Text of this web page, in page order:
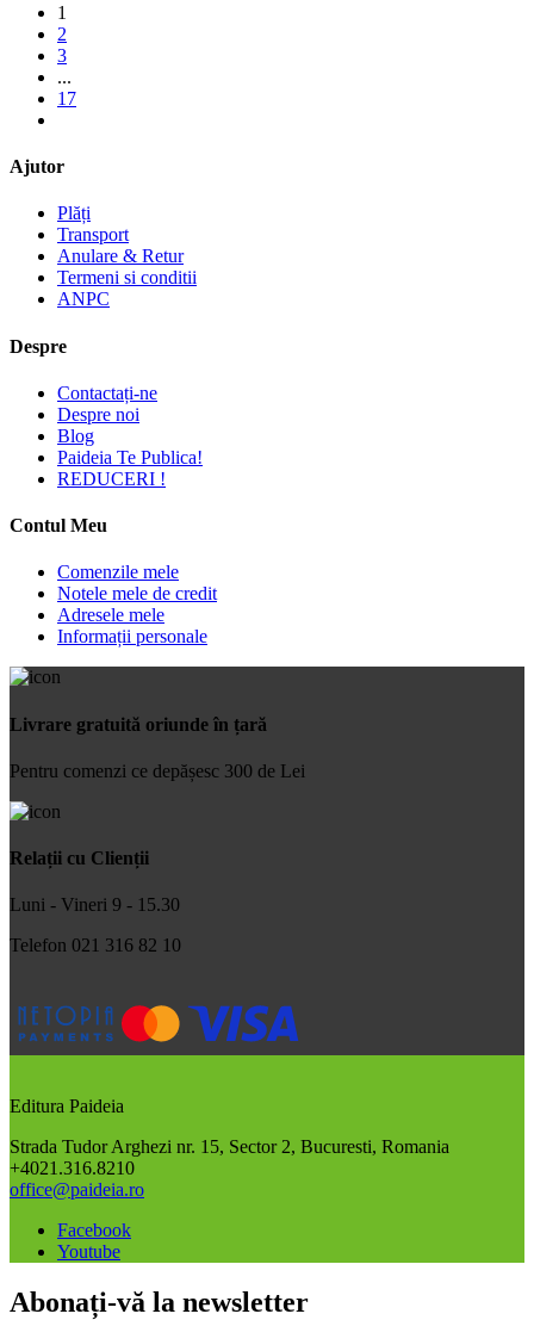
1
2
3
...
17
Ajutor
Plăți
Transport
Anulare & Retur
Termeni si conditii
ANPC
Despre
Contactați-ne
Despre noi
Blog
Paideia Te Publica!
REDUCERI !
Contul Meu
Comenzile mele
Notele mele de credit
Adresele mele
Informații personale
Livrare gratuită oriunde în țară
Pentru comenzi ce depășesc 300 de Lei
Relații cu Clienții
Luni - Vineri 9 - 15.30
Telefon 021 316 82 10
Editura Paideia
Strada Tudor Arghezi nr. 15, Sector 2, Bucuresti, Romania
+4021.316.8210
office@paideia.ro
Facebook
Youtube
Abonați-vă la newsletter